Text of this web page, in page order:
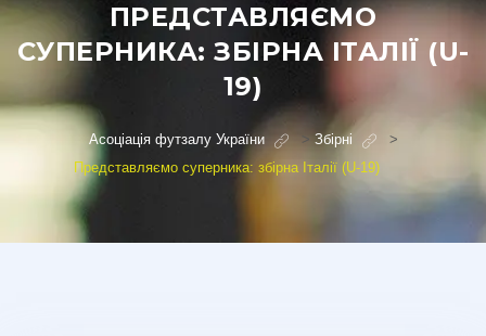
ПРЕДСТАВЛЯЄМО
СУПЕРНИКА: ЗБІРНА ІТАЛІЇ (U-
19)
Асоціація футзалу України > Збірні
>
Представляємо суперника: збірна Італії (U-19)